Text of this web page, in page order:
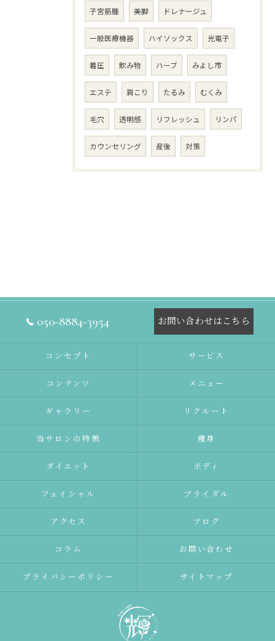
子宮筋腫 美脚 ドレナージュ
一般医療機器 ハイソックス 光電子
着圧 飲み物 ハーブ みよし市
エステ 肩こり たるみ むくみ
毛穴 透明感 リフレッシュ リンパ
カウンセリング 産後 対策
050-8884-3954 お問い合わせはこちら
コンセプト サービス
コンテンツ メニュー
ギャラリー リクルート
当サロンの特徴 痩身
ダイエット ボディ
フェイシャル ブライダル
アクセス ブログ
コラム お問い合わせ
プライバシーポリシー サイトマップ